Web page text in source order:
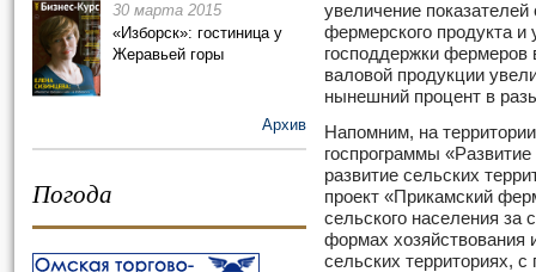
30 марта 2015
«Изборск»: гостиница у
Жеравьей горы
Архив
Погода
увеличение
фермерского продукта
господдержки фермеров
валовой продукции
нынешний процент в
Напомним, на
госпрограммы «Развитие
развитие сельских
проект «Прикамский
сельского населения за
формах хозяйствования
сельских территориях,